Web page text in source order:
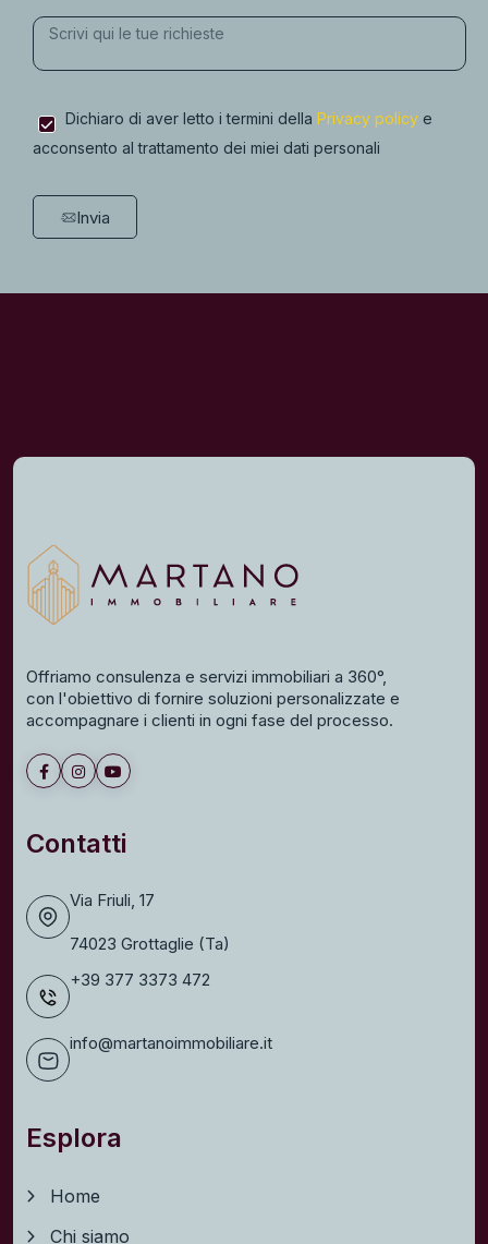
Dichiaro di aver letto i termini della Privacy policy e
acconsento al trattamento dei miei dati personali
Invia
Offriamo consulenza e servizi immobiliari a 360°,
con l'obiettivo di fornire soluzioni personalizzate e
accompagnare i clienti in ogni fase del processo.
Contatti
Via Friuli, 17
74023 Grottaglie (Ta)
+39 377 3373 472
info@martanoimmobiliare.it
Esplora
Home
Chi siamo